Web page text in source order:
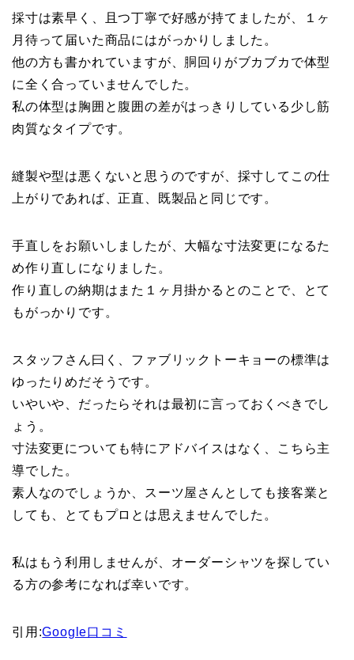
採寸は素早く、且つ丁寧で好感が持てましたが、１ヶ
月待って届いた商品にはがっかりしました。
他の方も書かれていますが、胴回りがブカブカで体型
に全く合っていませんでした。
私の体型は胸囲と腹囲の差がはっきりしている少し筋
肉質なタイプです。
縫製や型は悪くないと思うのですが、採寸してこの仕
上がりであれば、正直、既製品と同じです。
手直しをお願いしましたが、大幅な寸法変更になるた
め作り直しになりました。
作り直しの納期はまた１ヶ月掛かるとのことで、とて
もがっかりです。
スタッフさん曰く、ファブリックトーキョーの標準は
ゆったりめだそうです。
いやいや、だったらそれは最初に言っておくべきでし
ょう。
寸法変更についても特にアドバイスはなく、こちら主
導でした。
素人なのでしょうか、スーツ屋さんとしても接客業と
しても、とてもプロとは思えませんでした。
私はもう利用しませんが、オーダーシャツを探してい
る方の参考になれば幸いです。
引用:Google口コミ